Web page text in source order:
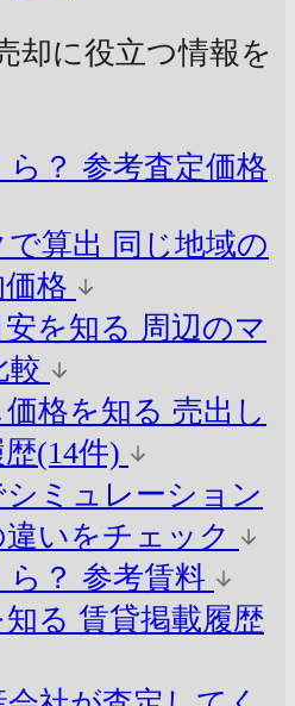
却に役立つ情報を
？ 参考査定価格
算出 同じ地域の
格
を知る 周辺のマ
較
格を知る 売出し
(14件)
ミュレーション
いをチェック
？ 参考賃料
る 賃貸掲載履歴